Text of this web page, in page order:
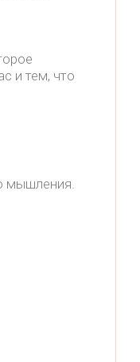
и тем, что
мышления.